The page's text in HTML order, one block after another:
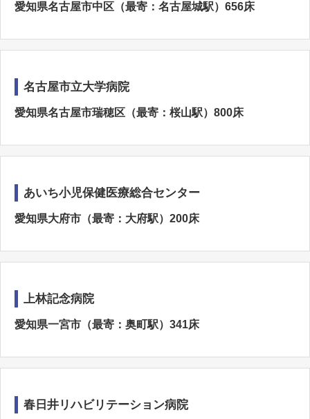
愛知県名古屋市中区（最寄：名古屋城駅）656床
名古屋市立大学病院
愛知県名古屋市瑞穂区（最寄：桜山駅）800床
あいち小児保健医療総合センター
愛知県大府市（最寄：大府駅）200床
上林記念病院
愛知県一宮市（最寄：奥町駅）341床
春日井リハビリテーション病院